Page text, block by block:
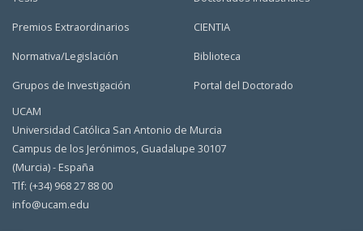
Premios Extraordinarios
Normativa/Legislación
Grupos de Investigación
CIENTIA
Biblioteca
Portal del Doctorado
UCAM
Universidad Católica San Antonio de Murcia
Campus de los Jerónimos, Guadalupe 30107
(Murcia) - España
Tlf: (+34) 968 27 88 00
info@ucam.edu